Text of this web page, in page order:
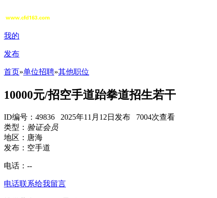
我的
发布
首页»单位招聘»其他职位
10000元/招空手道跆拳道招生若干
ID编号：49836 2025年11月12日发布 7004次查看
类型： 验证会员
地区：唐海
发布：空手道
电话： --
电话联系给我留言